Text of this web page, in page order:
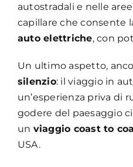
autostradali e nelle
capillare che consente
auto elettriche, con
Un ultimo aspetto,
silenzio: il viaggio in
un’esperienza priva di
godere del paesaggio
un viaggio coast to
USA.